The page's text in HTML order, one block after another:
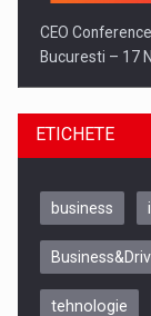
CEO
Bucuresti – 17
ETICHETE
business
tehnologie